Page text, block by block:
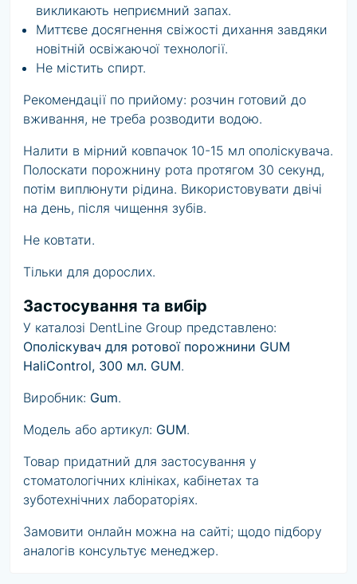
викликають неприємний запах.
Миттєве досягнення свіжості дихання завдяки
новітній освіжаючої технології.
Не містить спирт.
Рекомендації по прийому: розчин готовий до
вживання, не треба розводити водою.
Налити в мірний ковпачок 10-15 мл ополіскувача.
Полоскати порожнину рота протягом 30 секунд,
потім виплюнути рідина. Використовувати двічі
на день, після чищення зубів.
Не ковтати.
Тільки для дорослих.
Застосування та вибір
У каталозі DentLine Group представлено:
Ополіскувач для ротової порожнини GUM
HaliControl, 300 мл. GUM.
Виробник: Gum.
Модель або артикул: GUM.
Товар придатний для застосування у
стоматологічних клініках, кабінетах та
зуботехнічних лабораторіях.
Замовити онлайн можна на сайті; щодо підбору
аналогів консультує менеджер.